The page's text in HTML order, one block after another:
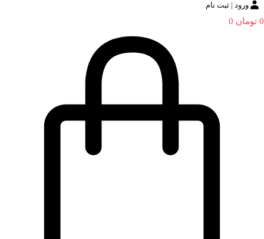
ورود | ثبت نام
0 تومان 0